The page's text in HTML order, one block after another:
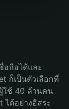
อถือได้และ
ก็เป็นตัวเลือกที่
ใช้ 40 ล้านคน
ได้อย่างอิสระ